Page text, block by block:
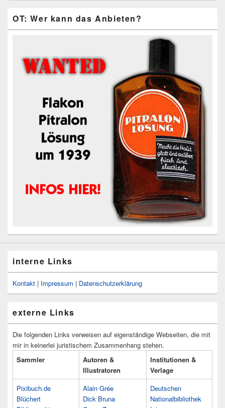
OT: Wer kann das Anbieten?
interne Links
Kontakt | Impressum | Datenschutzerklärung
externe Links
Die folgenden Links verweisen auf eigenständige Webseiten, die mit
mir in keinerlei juristischem Zusammenhang stehen.
Sammler
Autoren &
Illustratoren
Institutionen &
Verlage
Pixibuch.de
Blüchert
Alain Grée
Dick Bruna
Deutschen
Nationalbibliothek